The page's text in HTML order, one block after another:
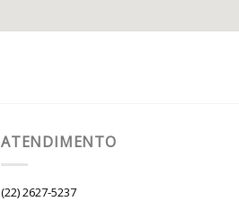
ATENDIMENTO
(22) 2627-5237